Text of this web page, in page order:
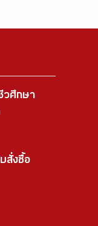
วศึกษา
สั่งซื้อ